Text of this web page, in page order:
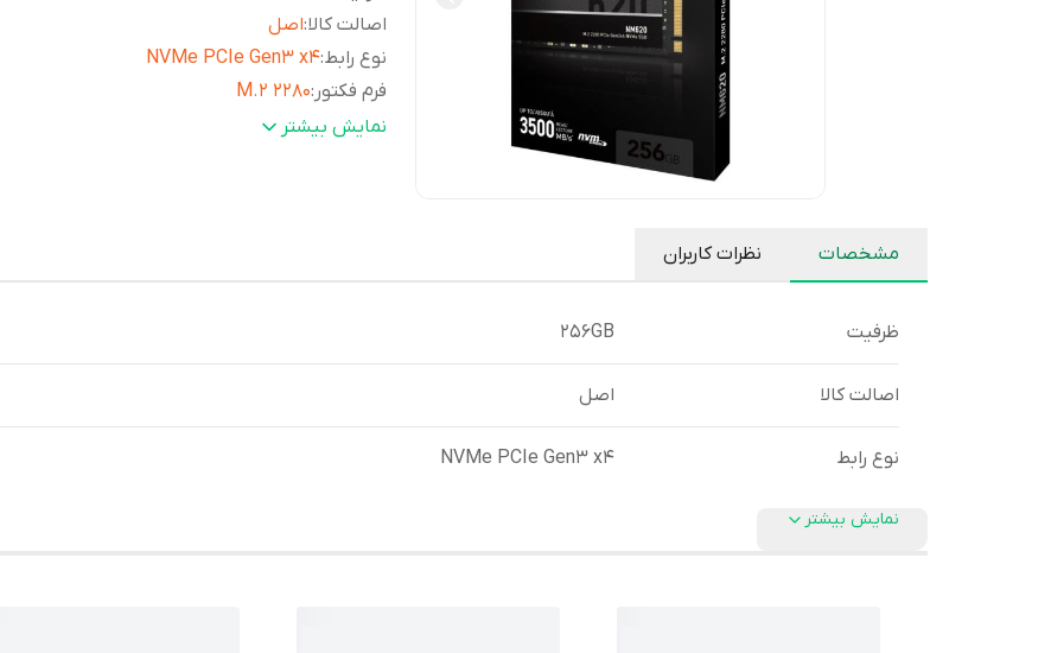
اصالت کالا:اصل
نوع رابط:
NVMe PCIe Gen3 x4
فرم فکتور :
M.2 2280
سرعت خواندن اطلاعات
نمایش بیشتر
مشخصات نظرات کاربران
ظرفیت 256GB
اصالت کالا اصل
نوع رابط NVMe PCIe Gen3 x4
نمایش بیشتر